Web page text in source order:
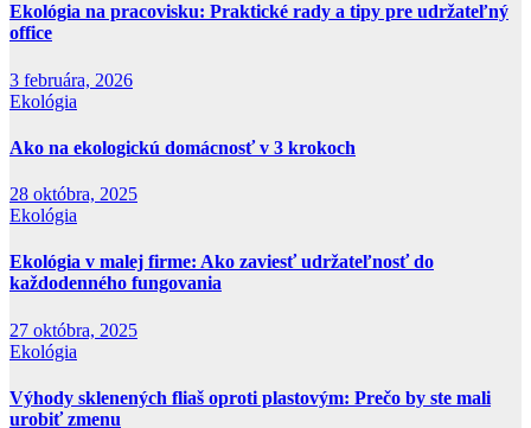
Ekológia na pracovisku: Praktické rady a tipy pre udržateľný
office
3 februára, 2026
Ekológia
Ako na ekologickú domácnosť v 3 krokoch
28 októbra, 2025
Ekológia
Ekológia v malej firme: Ako zaviesť udržateľnosť do
každodenného fungovania
27 októbra, 2025
Ekológia
Výhody sklenených fliaš oproti plastovým: Prečo by ste mali
urobiť zmenu